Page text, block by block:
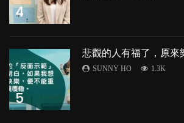
4
5
悲觀的人有福了，原來
SUNNY HO 1.3K